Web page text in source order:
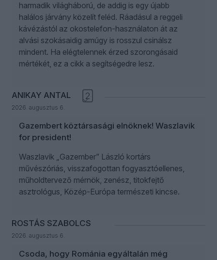
harmadik világháború, de addig is egy újabb
halálos járvány közelít feléd. Ráadásul a reggeli
kávézástól az okostelefon-használaton át az
alvási szokásaidig amúgy is rosszul csinálsz
mindent. Ha elégtelennek érzed szorongásaid
mértékét, ez a cikk a segítségedre lesz.
ANIKAY ANTAL
2026. augusztus 6.
2
Gazembert köztársasági elnöknek! Waszlavik
for president!
Waszlavik „Gazember” László kortárs
művészóriás, visszafogottan fogyasztóellenes,
műholdtervező mérnök, zenész, titokfejtő
asztrológus, Közép-Európa természeti kincse.
ROSTÁS SZABOLCS
2026. augusztus 6.
Csoda, hogy Románia egyáltalán még